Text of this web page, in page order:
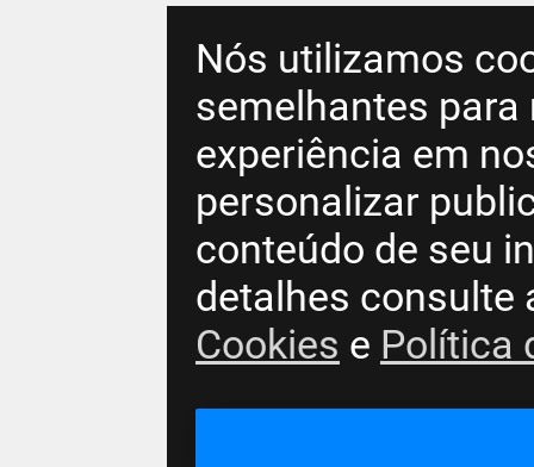
Nós utilizamos
semelhantes para
experiência em
personalizar
conteúdo de seu
detalhes consulte
Cookies e Política